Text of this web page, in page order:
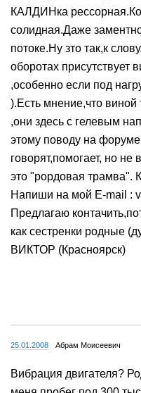
КАЛДИНка
солидная.Даже
потоке.Ну зто так,к
оборотах присутствует
,особенно если под
).Есть мнение,что виной
,они здесь с гелевым
этому поводу на
говорят,помогает, но не
это "рордовая трамва".
Напиши на мой E-mail :
Предлагаю
как сестренки родные
ВИКТОР (Красноярск)
25.01.2008 Абрам Моисеевич
Вибрация двигателя?